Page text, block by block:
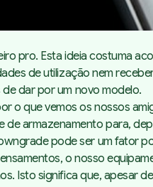
pro. Esta ideia costuma
de utilização nem
dar por um novo modelo.
o que vemos os nossos
armazenamento para,
pode ser um fator
o nosso
Isto significa que,